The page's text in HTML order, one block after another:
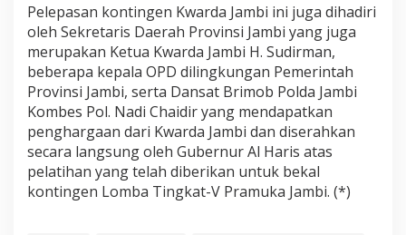
Pelepasan kontingen Kwarda Jambi ini juga dihadiri
oleh Sekretaris Daerah Provinsi Jambi yang juga
merupakan Ketua Kwarda Jambi H. Sudirman,
beberapa kepala OPD dilingkungan Pemerintah
Provinsi Jambi, serta Dansat Brimob Polda Jambi
Kombes Pol. Nadi Chaidir yang mendapatkan
penghargaan dari Kwarda Jambi dan diserahkan
secara langsung oleh Gubernur Al Haris atas
pelatihan yang telah diberikan untuk bekal
kontingen Lomba Tingkat-V Pramuka Jambi. (*)